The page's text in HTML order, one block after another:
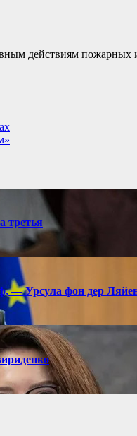
действиям пожарных
третья
— Урсула фон дер